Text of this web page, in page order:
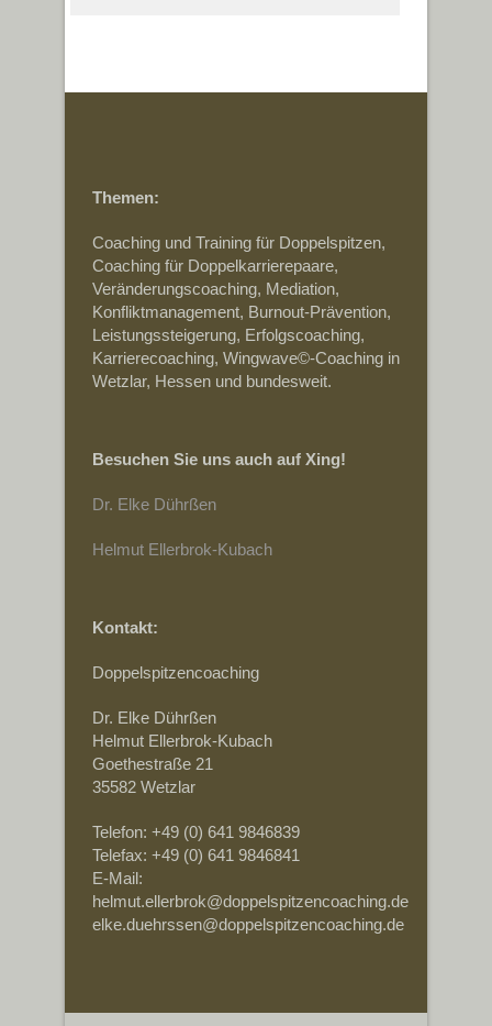
Themen:
Coaching und Training für Doppelspitzen,
Coaching für Doppelkarrierepaare,
Veränderungscoaching, Mediation,
Konfliktmanagement, Burnout-Prävention,
Leistungssteigerung, Erfolgscoaching,
Karrierecoaching, Wingwave©-Coaching in
Wetzlar, Hessen und bundesweit.
Besuchen Sie uns auch auf Xing!
Dr. Elke Dührßen
Helmut Ellerbrok-Kubach
Kontakt:
Doppelspitzencoaching
Dr. Elke Dührßen
Helmut Ellerbrok-Kubach
Goethestraße 21
35582 Wetzlar
Telefon: +49 (0) 641 9846839
Telefax: +49 (0) 641 9846841
E-Mail:
helmut.ellerbrok@doppelspitzencoaching.de
elke.duehrssen@doppelspitzencoaching.de